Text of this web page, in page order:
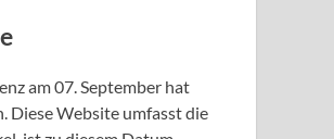
am 07. September hat
Diese Website umfasst die